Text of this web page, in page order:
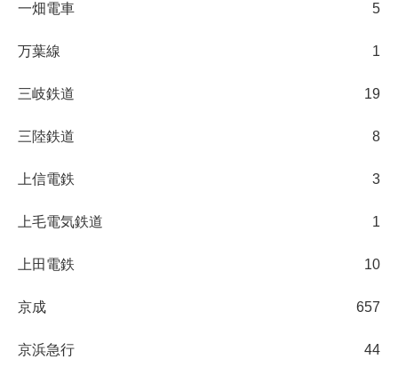
一畑電車 5
万葉線 1
三岐鉄道 19
三陸鉄道 8
上信電鉄 3
上毛電気鉄道 1
上田電鉄 10
京成 657
京浜急行 44